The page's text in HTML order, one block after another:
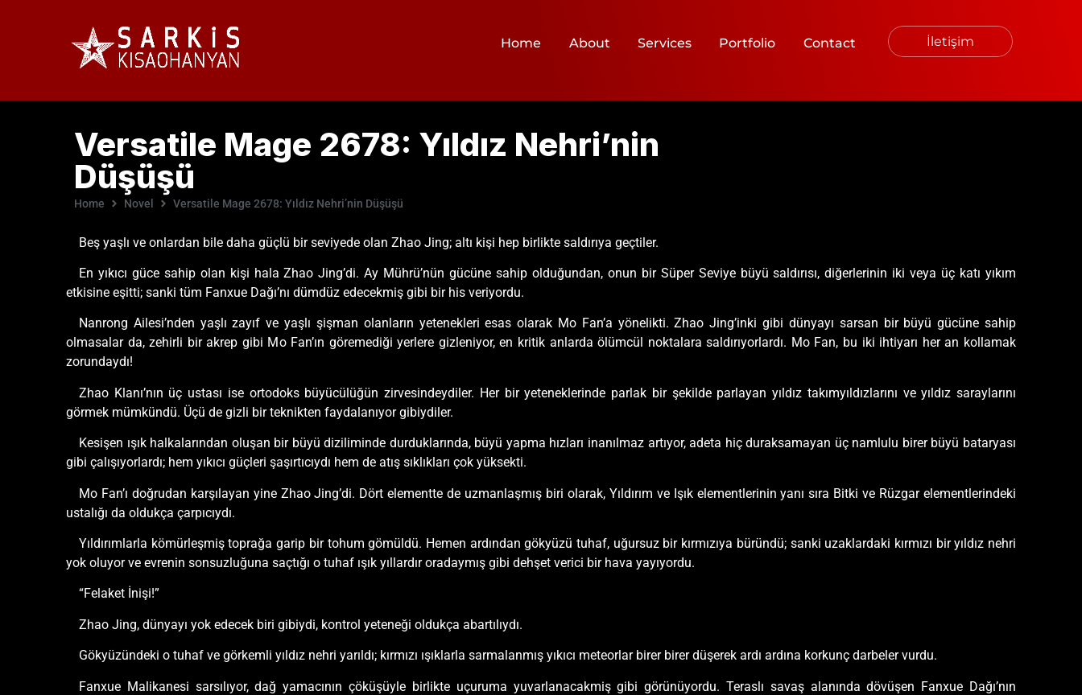
Home About Services Portfolio Contact İletişim
Versatile Mage 2678: Yıldız Nehri’nin
Düşüşü
Home Novel Versatile Mage 2678: Yıldız Nehri’nin Düşüşü
Beş yaşlı ve onlardan bile daha güçlü bir seviyede olan Zhao Jing; altı kişi hep birlikte saldırıya geçtiler.
En yıkıcı güce sahip olan kişi hala Zhao Jing’di. Ay Mührü’nün gücüne sahip olduğundan, onun bir Süper Seviye büyü saldırısı, diğerlerinin iki veya üç katı yıkım
etkisine eşitti; sanki tüm Fanxue Dağı’nı dümdüz edecekmiş gibi bir his veriyordu.
Nanrong Ailesi’nden yaşlı zayıf ve yaşlı şişman olanların yetenekleri esas olarak Mo Fan’a yönelikti. Zhao Jing’inki gibi dünyayı sarsan bir büyü gücüne sahip
olmasalar da, zehirli bir akrep gibi Mo Fan’ın göremediği yerlere gizleniyor, en kritik anlarda ölümcül noktalara saldırıyorlardı. Mo Fan, bu iki ihtiyarı her an kollamak
zorundaydı!
Zhao Klanı’nın üç ustası ise ortodoks büyücülüğün zirvesindeydiler. Her bir yeteneklerinde parlak bir şekilde parlayan yıldız takımyıldızlarını ve yıldız saraylarını
görmek mümkündü. Üçü de gizli bir teknikten faydalanıyor gibiydiler.
Kesişen ışık halkalarından oluşan bir büyü diziliminde durduklarında, büyü yapma hızları inanılmaz artıyor, adeta hiç duraksamayan üç namlulu birer büyü bataryası
gibi çalışıyorlardı; hem yıkıcı güçleri şaşırtıcıydı hem de atış sıklıkları çok yüksekti.
Mo Fan’ı doğrudan karşılayan yine Zhao Jing’di. Dört elementte de uzmanlaşmış biri olarak, Yıldırım ve Işık elementlerinin yanı sıra Bitki ve Rüzgar elementlerindeki
ustalığı da oldukça çarpıcıydı.
Yıldırımlarla kömürleşmiş toprağa garip bir tohum gömüldü. Hemen ardından gökyüzü tuhaf, uğursuz bir kırmızıya büründü; sanki uzaklardaki kırmızı bir yıldız nehri
yok oluyor ve evrenin sonsuzluğuna saçtığı o tuhaf ışık yıllardır oradaymış gibi dehşet verici bir hava yayıyordu.
“Felaket İnişi!”
Zhao Jing, dünyayı yok edecek biri gibiydi, kontrol yeteneği oldukça abartılıydı.
Gökyüzündeki o tuhaf ve görkemli yıldız nehri yarıldı; kırmızı ışıklarla sarmalanmış yıkıcı meteorlar birer birer düşerek ardı ardına korkunç darbeler vurdu.
Fanxue Malikanesi sarsılıyor, dağ yamacının çöküşüyle birlikte uçuruma yuvarlanacakmiş gibi görünüyordu. Teraslı savaş alanında dövüşen Fanxue Dağı’nın